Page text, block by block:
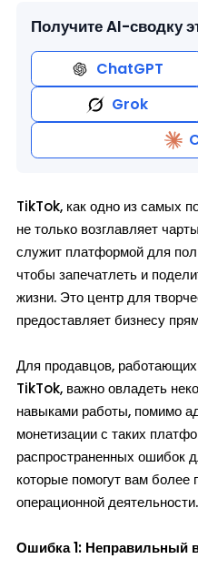
Получите AI-сводку
ChatGPT
Grok
TikTok, как одно из самых
не только возглавляет
служит платформой для
чтобы запечатлеть и
жизни. Это центр для
предоставляет бизнесу
Для продавцов,
TikTok, важно овладеть
навыками работы, помимо
монетизации с таких
распространенных ошибок
которые помогут вам более
операционной деятельности.
Ошибка 1: Неправильный